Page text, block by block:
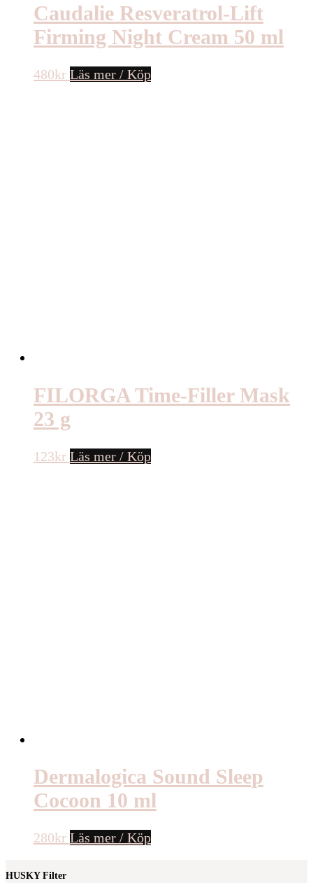
Caudalie Resveratrol-Lift
Firming Night Cream 50 ml
480kr Läs mer / Köp
FILORGA Time-Filler Mask
23 g
123kr Läs mer / Köp
Dermalogica Sound Sleep
Cocoon 10 ml
280kr Läs mer / Köp
HUSKY Filter